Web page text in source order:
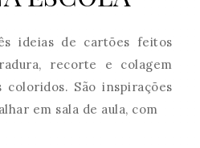
ideias de cartões feitos
recorte e colagem
coloridos. São inspirações
em sala de aula, com